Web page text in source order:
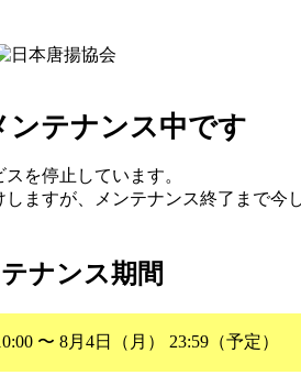
ンテナンス中です
を停止しています。
ますが、メンテナンス終了まで今
ナンス期間
〜 8月4日（月） 23:59（予定）